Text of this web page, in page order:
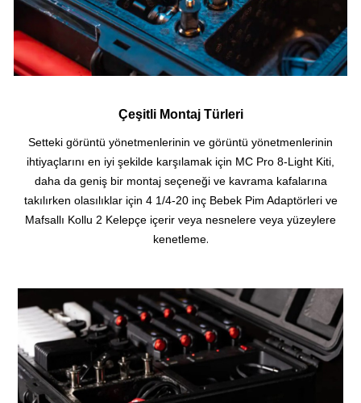
Çeşitli Montaj Türleri
Setteki görüntü yönetmenlerinin ve görüntü yönetmenlerinin
ihtiyaçlarını en iyi şekilde karşılamak için MC Pro 8-Light Kiti,
daha da geniş bir montaj seçeneği ve kavrama kafalarına
takılırken olasılıklar için 4 1/4-20 inç Bebek Pim Adaptörleri ve
Mafsallı Kollu 2 Kelepçe içerir veya nesnelere veya yüzeylere
kenetleme.